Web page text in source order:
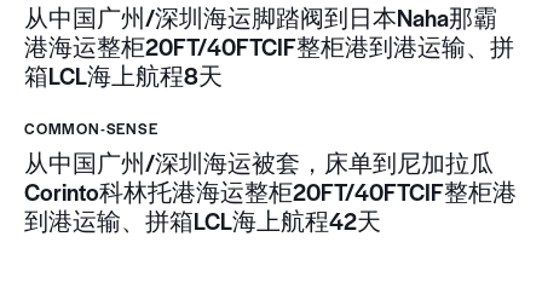
从中国广州/深圳海运脚踏阀到日本Naha那霸
港海运整柜20FT/40FTCIF整柜港到港运输、拼
箱LCL海上航程8天
COMMON-SENSE
从中国广州/深圳海运被套，床单到尼加拉瓜
Corinto科林托港海运整柜20FT/40FTCIF整柜港
到港运输、拼箱LCL海上航程42天